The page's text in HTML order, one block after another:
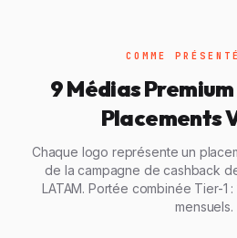
COMME
9 Médias Premium
Placements
Chaque logo représente un
de la campagne de cashback
LATAM. Portée combinée Tier-1
mensuels.